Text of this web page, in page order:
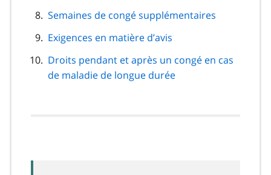
Semaines de congé supplémentaires
Exigences en matière d’avis
Droits pendant et après un congé en cas
de maladie de longue durée